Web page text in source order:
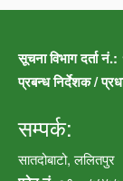
सूचना विभाग दर्ता नं.:
प्रबन्ध निर्देशक /
सम्पर्क:
सातदोबाटो, ललितपुर